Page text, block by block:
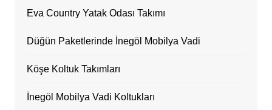
Eva Country Yatak Odası Takımı
Düğün Paketlerinde İnegöl Mobilya Vadi
Köşe Koltuk Takımları
İnegöl Mobilya Vadi Koltukları